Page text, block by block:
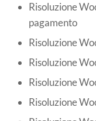
Risoluzione
pagamento
Risoluzione
Risoluzione
Risoluzione
Risoluzione